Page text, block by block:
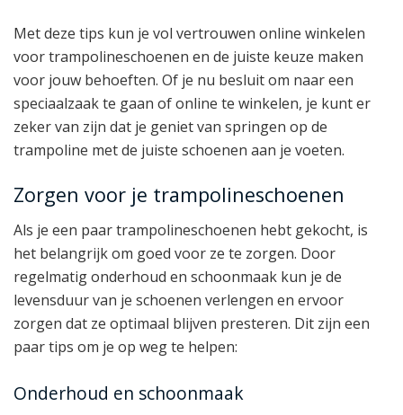
Met deze tips kun je vol vertrouwen online winkelen
voor trampolineschoenen en de juiste keuze maken
voor jouw behoeften. Of je nu besluit om naar een
speciaalzaak te gaan of online te winkelen, je kunt er
zeker van zijn dat je geniet van springen op de
trampoline met de juiste schoenen aan je voeten.
Zorgen voor je trampolineschoenen
Als je een paar trampolineschoenen hebt gekocht, is
het belangrijk om goed voor ze te zorgen. Door
regelmatig onderhoud en schoonmaak kun je de
levensduur van je schoenen verlengen en ervoor
zorgen dat ze optimaal blijven presteren. Dit zijn een
paar tips om je op weg te helpen:
Onderhoud en schoonmaak